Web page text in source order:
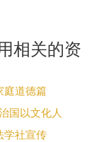
相关的资
庭道德篇
国以文化人
学社宣传